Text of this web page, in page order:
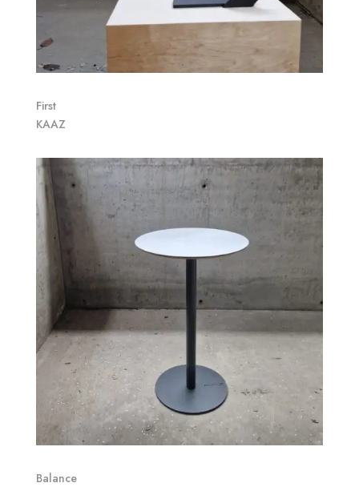
First
KAAZ
Balance